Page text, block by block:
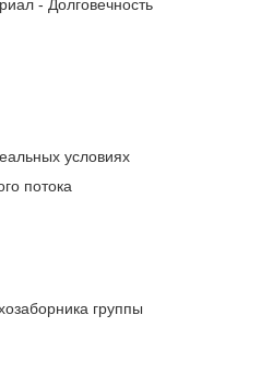
- Долговечность
условиях
потока
группы